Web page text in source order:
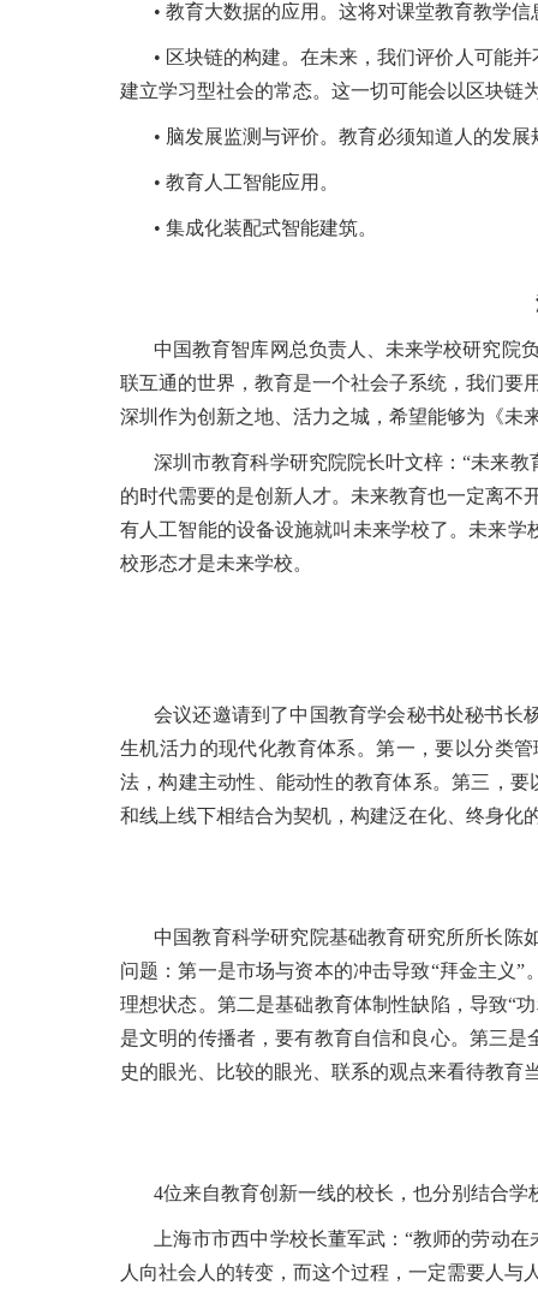
• 教育大数据的应用。这将对课堂教育教学
• 区块链的构建。在未来，我们评价人可能
建立学习型社会的常态。这一切可能会以区块链
• 脑发展监测与评价。教育必须知道人的发
• 教育人工智能应用。
• 集成化装配式智能建筑。
中国教育智库网总负责人、未来学校研究院
联互通的世界，教育是一个社会子系统，我们要
深圳作为创新之地、活力之城，希望能够为《未
深圳市教育科学研究院院长叶文梓：“未来
的时代需要的是创新人才。未来教育也一定离不
有人工智能的设备设施就叫未来学校了。未来
校形态才是未来学校。
会议还邀请到了中国教育学会秘书处秘书长
生机活力的现代化教育体系。第一，要以分类
法，构建主动性、能动性的教育体系。第三，
和线上线下相结合为契机，构建泛在化、终身化
中国教育科学研究院基础教育研究所所长陈
问题：第一是市场与资本的冲击导致“拜金主义
理想状态。第二是基础教育体制性缺陷，导致“
是文明的传播者，要有教育自信和良心。第三
史的眼光、比较的眼光、联系的观点来看待教育
4位来自教育创新一线的校长，也分别结合
上海市市西中学校长董军武：“教师的劳动
人向社会人的转变，而这个过程，一定需要人与